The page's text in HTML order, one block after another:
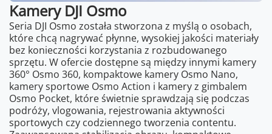
Kamery DJI Osmo
Seria DJI Osmo została stworzona z myślą o osobach,
które chcą nagrywać płynne, wysokiej jakości materiały
bez konieczności korzystania z rozbudowanego
sprzętu. W ofercie dostępne są między innymi kamery
360° Osmo 360, kompaktowe kamery Osmo Nano,
kamery sportowe Osmo Action i kamery z gimbalem
Osmo Pocket, które świetnie sprawdzają się podczas
podróży, vlogowania, rejestrowania aktywności
sportowych czy codziennego tworzenia contentu.